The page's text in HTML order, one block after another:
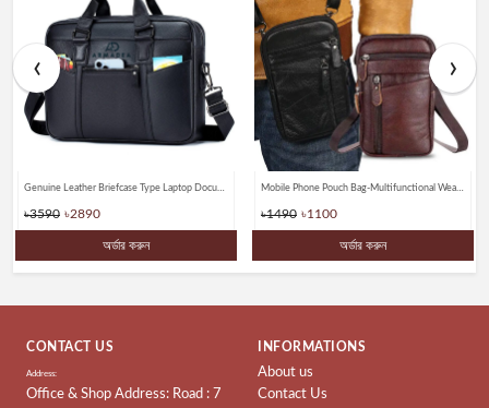
Genuine Leather Briefcase Type Laptop Document Carry A4 Messenger Bags
৳3590 ৳2890
অর্ডার করুন
Mobile Phone Pouch Bag-Multifunctional Wear belt Waist & Shoulder Bagss
৳1490 ৳1100
অর্ডার করুন
‹ ›
CONTACT US
Address:
Office & Shop Address: Road : 7
INFORMATIONS
About us
Contact Us